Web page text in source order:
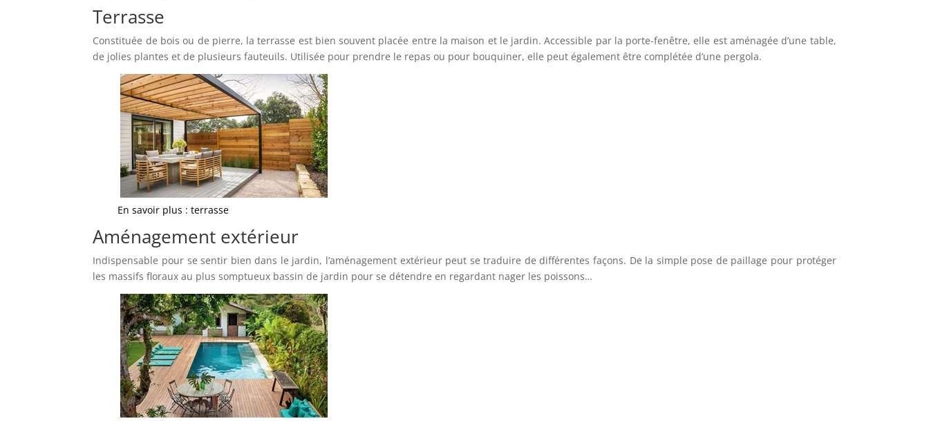
Terrasse
Constituée de bois ou de pierre, la terrasse est bien souvent placée entre la maison et le jardin. Accessible par la porte-fenêtre, elle est aménagée d’une table,
de jolies plantes et de plusieurs fauteuils. Utilisée pour prendre le repas ou pour bouquiner, elle peut également être complétée d’une pergola.
En savoir plus : terrasse
Aménagement extérieur
Indispensable pour se sentir bien dans le jardin, l’aménagement extérieur peut se traduire de différentes façons. De la simple pose de paillage pour protéger
les massifs floraux au plus somptueux bassin de jardin pour se détendre en regardant nager les poissons…